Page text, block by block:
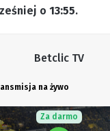
o 13:55.
Betclic TV
na żywo
Za darmo